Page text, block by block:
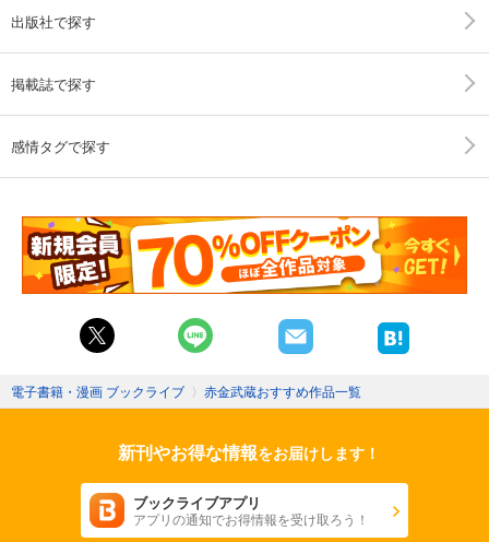
出版社で探す
掲載誌で探す
感情タグで探す
電子書籍・漫画 ブックライブ 〉 赤金武蔵おすすめ作品一覧
新刊やお得な情報をお届けします！
ブックライブアプリ
アプリの通知でお得情報を受け取ろう！